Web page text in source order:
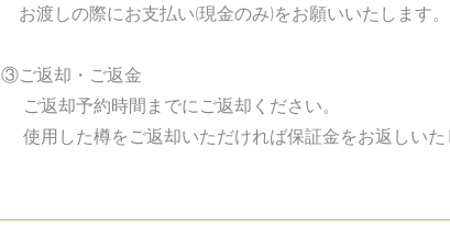
お渡しの際にお支払い(現金のみ)をお願いいたします。
​③ご返却・ご返金
ご返却予約時間までにご返却ください。
使用した樽をご返却いただければ保証金をお返しいた